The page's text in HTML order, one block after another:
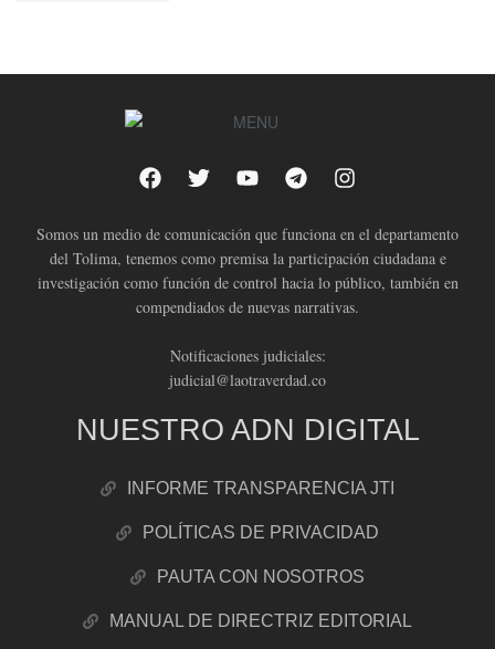
Somos un medio de comunicación que funciona en el departamento
del Tolima, tenemos como premisa la participación ciudadana e
investigación como función de control hacia lo público, también en
compendiados de nuevas narrativas.
Notificaciones judiciales:
judicial@laotraverdad.co
NUESTRO ADN DIGITAL
INFORME TRANSPARENCIA JTI
POLÍTICAS DE PRIVACIDAD
PAUTA CON NOSOTROS
MANUAL DE DIRECTRIZ EDITORIAL